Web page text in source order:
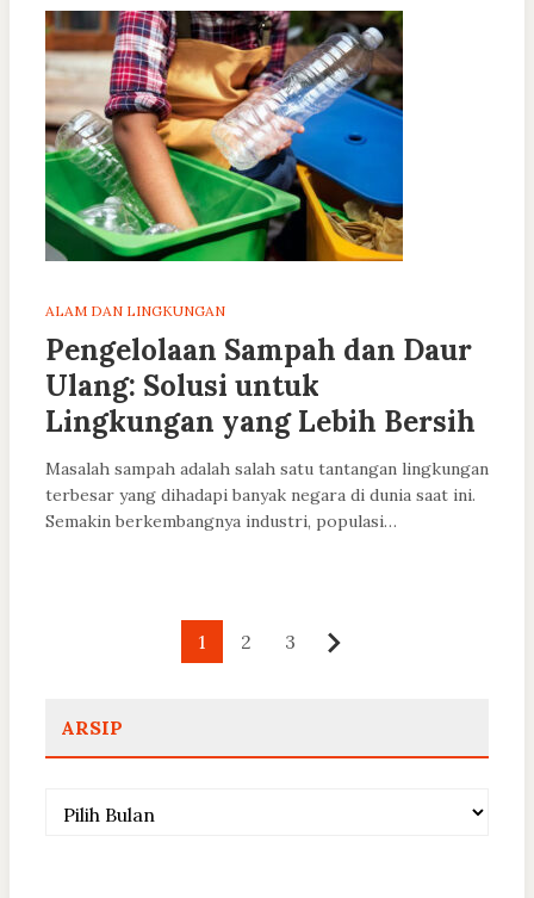
ALAM DAN LINGKUNGAN
Pengelolaan Sampah dan Daur
Ulang: Solusi untuk
Lingkungan yang Lebih Bersih
Masalah sampah adalah salah satu tantangan lingkungan
terbesar yang dihadapi banyak negara di dunia saat ini.
Semakin berkembangnya industri, populasi…
1 2 3
ARSIP
Arsip